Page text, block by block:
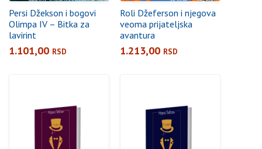
Persi Džekson i bogovi
Olimpa IV – Bitka za
lavirint
1.101,00 RSD
Roli Džeferson i njegova
veoma prijateljska
avantura
1.213,00 RSD